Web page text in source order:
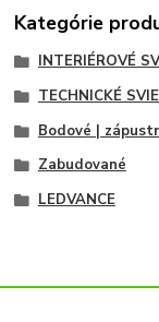
Kategórie
INTERIÉROVÉ
TECHNICKÉ
Bodové |
Zabudované
LEDVANCE